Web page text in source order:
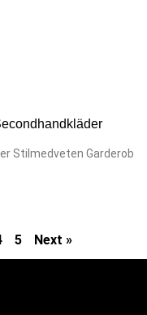
Stilmedveten Garderob
5 Next »